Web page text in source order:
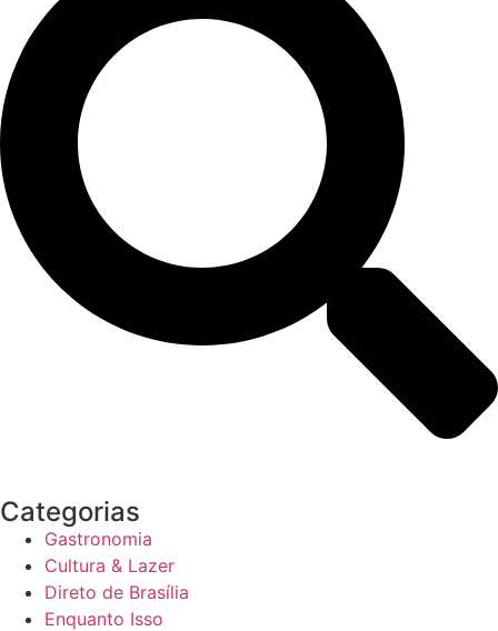
Categorias
Gastronomia
Cultura & Lazer
Direto de Brasília
Enquanto Isso